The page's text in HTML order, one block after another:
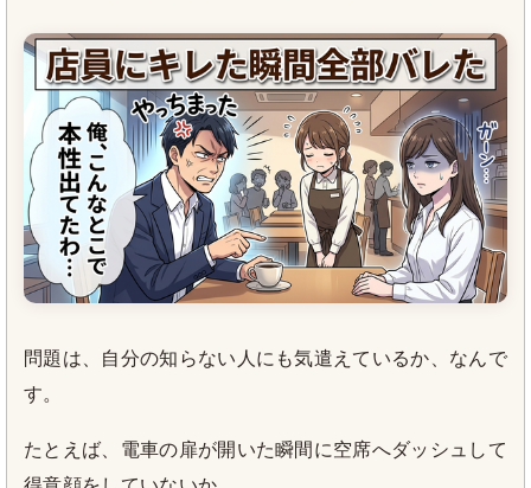
問題は、自分の知らない人にも気遣えているか、なんで
す。
たとえば、電車の扉が開いた瞬間に空席へダッシュして